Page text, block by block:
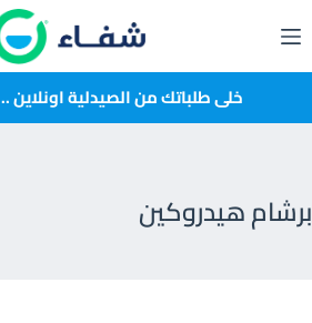
إلى
المحتوى خلى طلباتك من الصيدلية اونلاين ..
برشام هيدروكين